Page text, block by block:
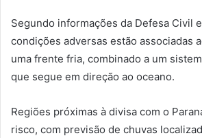
Segundo informações da Defesa Civil
condições adversas estão associadas
uma frente fria, combinado a um
que segue em direção ao oceano.
Regiões próximas à divisa com o
risco, com previsão de chuvas